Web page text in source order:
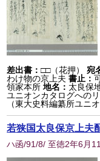
差出書：□□（花押） 宛
わけ物の京上夫 書止：
領家本所 地名： 太良保
ユニオンカタログへの
（東大史料編纂所ユニ
若狭国太良保京上夫
ハ函/91/8/ 至徳2年6月